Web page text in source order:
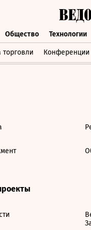
Общество Технологии
Конференции
Общество